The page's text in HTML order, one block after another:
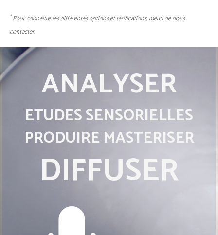
*Pour connaitre les différentes options et tarifications, merci de nous
contacter.
ANALYSER
ETUDES SENSORIELLES
PRODUIRE MASTERISER
DIFFUSER